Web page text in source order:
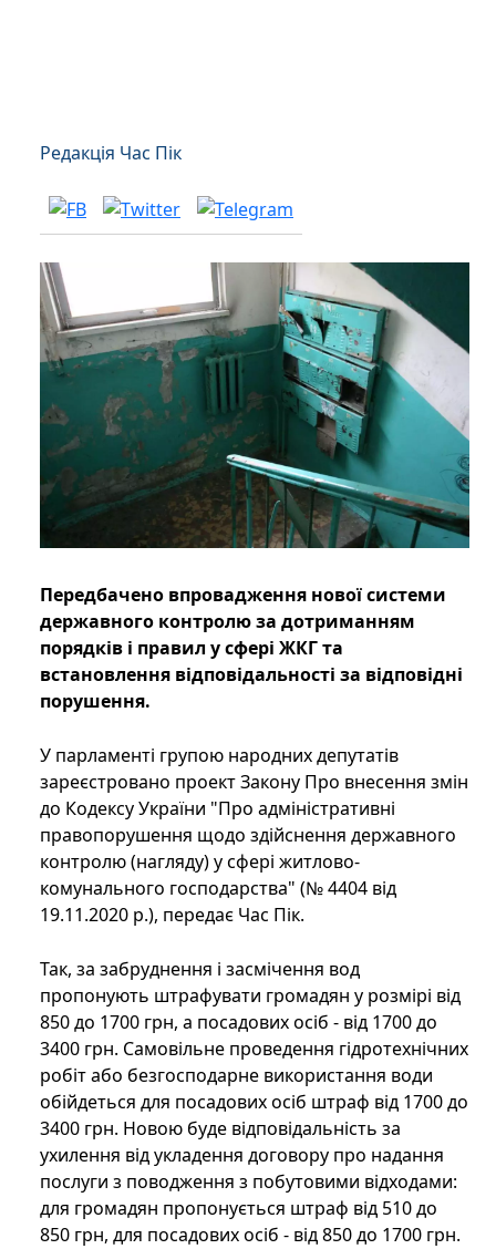
Редакція Час Пік
Передбачено впровадження нової системи
державного контролю за дотриманням
порядків і правил у сфері ЖКГ та
встановлення відповідальності за відповідні
порушення.
У парламенті групою народних депутатів
зареєстровано проект Закону Про внесення змін
до Кодексу України "Про адміністративні
правопорушення щодо здійснення державного
контролю (нагляду) у сфері житлово-
комунального господарства" (№ 4404 від
19.11.2020 р.), передає Час Пік.
Так, за забруднення і засмічення вод
пропонують штрафувати громадян у розмірі від
850 до 1700 грн, а посадових осіб - від 1700 до
3400 грн. Самовільне проведення гідротехнічних
робіт або безгосподарне використання води
обійдеться для посадових осіб штраф від 1700 до
3400 грн. Новою буде відповідальність за
ухилення від укладення договору про надання
послуги з поводження з побутовими відходами:
для громадян пропонується штраф від 510 до
850 грн, для посадових осіб - від 850 до 1700 грн.